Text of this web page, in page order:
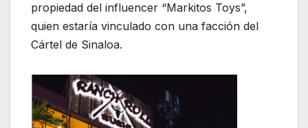
propiedad del influencer “Markitos Toys”,
quien estaría vinculado con una facción del
Cártel de Sinaloa.